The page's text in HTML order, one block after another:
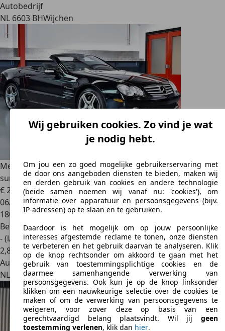
Autobedrijf
NL 6603 BHWijchen
Mercedes-Benz SL 55 AMGSL55 AMG V8 493HP ''glass
sunroof''
€ 23.500
06/2006
180.678 km
Benzine
- (l/100 km)
2,8
Autobedrijf
NL 3125 BDSchiedam
Wij gebruiken cookies. Zo vind je wat
je nodig hebt.
Om jou een zo goed mogelijke gebruikerservaring met
de door ons aangeboden diensten te bieden, maken wij
en derden gebruik van cookies en andere technologie
(beide samen noemen wij vanaf nu: 'cookies'), om
informatie over apparatuur en persoonsgegevens (bijv.
IP-adressen) op te slaan en te gebruiken.
Daardoor is het mogelijk om op jouw persoonlijke
interesses afgestemde reclame te tonen, onze diensten
te verbeteren en het gebruik daarvan te analyseren. Klik
op de knop rechtsonder om akkoord te gaan met het
gebruik van toestemmingsplichtige cookies en de
daarmee samenhangende verwerking van
persoonsgegevens. Ook kun je op de knop linksonder
klikken om een nauwkeurige selectie over de cookies te
maken of om de verwerking van persoonsgegevens te
weigeren, voor zover deze op basis van een
gerechtvaardigd belang plaatsvindt. Wil jij geen
toestemming verlenen, klik dan hier.